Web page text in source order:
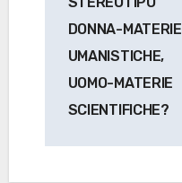
DONNA-MATERIE
UMANISTICHE,
UOMO-MATERIE
SCIENTIFICHE?